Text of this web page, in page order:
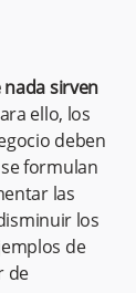
sirven
ello, los
deben
formulan
las
los
de
de